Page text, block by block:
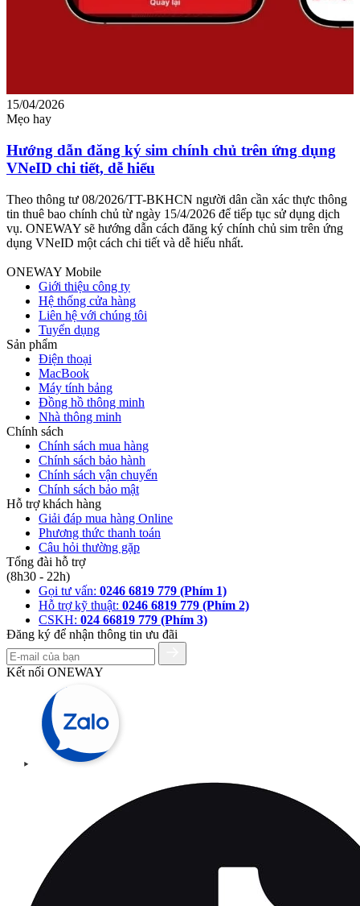
15/04/2026
Mẹo hay
Hướng dẫn đăng ký sim chính chủ trên ứng dụng
VNeID chi tiết, dễ hiểu
Theo thông tư 08/2026/TT-BKHCN người dân cần xác thực thông
tin thuê bao chính chủ từ ngày 15/4/2026 để tiếp tục sử dụng dịch
vụ. ONEWAY sẽ hướng dẫn cách đăng ký chính chủ sim trên ứng
dụng VNeID một cách chi tiết và dễ hiểu nhất.
ONEWAY Mobile
Giới thiệu công ty
Hệ thống cửa hàng
Liên hệ với chúng tôi
Tuyển dụng
Sản phẩm
Điện thoại
MacBook
Máy tính bảng
Đồng hồ thông minh
Nhà thông minh
Chính sách
Chính sách mua hàng
Chính sách bảo hành
Chính sách vận chuyển
Chính sách bảo mật
Hỗ trợ khách hàng
Giải đáp mua hàng Online
Phương thức thanh toán
Câu hỏi thường gặp
Tổng đài hỗ trợ
(8h30 - 22h)
Gọi tư vấn: 0246 6819 779 (Phím 1)
Hỗ trợ kỹ thuật: 0246 6819 779 (Phím 2)
CSKH: 024 66819 779 (Phím 3)
Đăng ký để nhận thông tin ưu đãi
Kết nối ONEWAY